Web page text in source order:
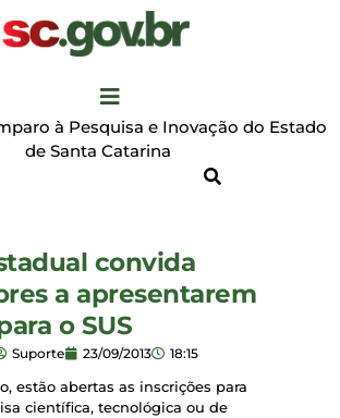
à Pesquisa e Inovação do Estado
de Santa Catarina
convida
a apresentarem
o SUS
Suporte 23/09/2013 18:15
estão abertas as inscrições para
científica, tecnológica ou de